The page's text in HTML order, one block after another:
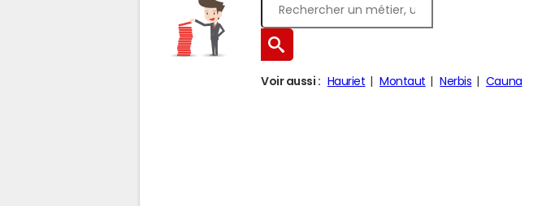
Voir aussi : Hauriet Montaut Nerbis Cauna